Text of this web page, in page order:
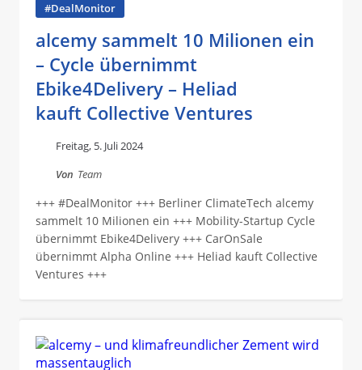
#DealMonitor
alcemy sammelt 10 Milionen ein
– Cycle übernimmt
Ebike4Delivery – Heliad
kauft Collective Ventures
Freitag, 5. Juli 2024
Von Team
+++ #DealMonitor +++ Berliner ClimateTech alcemy
sammelt 10 Milionen ein +++ Mobility-Startup Cycle
übernimmt Ebike4Delivery +++ CarOnSale
übernimmt Alpha Online +++ Heliad kauft Collective
Ventures +++